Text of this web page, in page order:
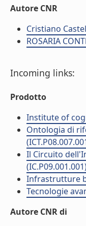
Autore CNR
Cristiano
ROSARIA
Incoming links:
Prodotto
Institute of
Ontologia di
Il Circuito
Infrastrutture
Tecnologie
Autore CNR di